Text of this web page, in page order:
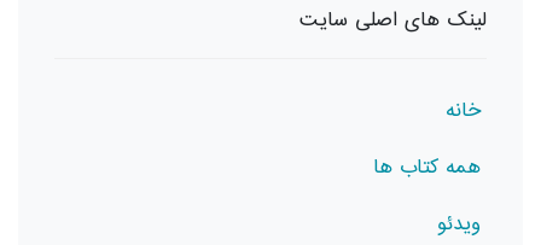
لینک های اصلی سایت
خانه
همه کتاب ها
ویدئو